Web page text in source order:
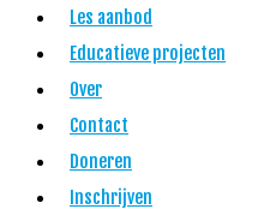
Les aanbod
Educatieve projecten
Over
Contact
Doneren
Inschrijven